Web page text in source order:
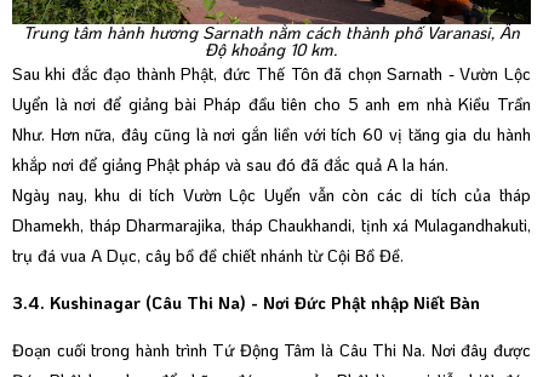
Trung tâm hành hương Sarnath nằm cách thành phố Varanasi, Ấn
Độ khoảng 10 km.
Sau khi đắc đạo thành Phật, đức Thế Tôn đã chọn Sarnath - Vườn Lộc
Uyển là nơi để giảng bài Pháp đầu tiên cho 5 anh em nhà Kiều Trần
Như. Hơn nữa, đây cũng là nơi gắn liền với tích 60 vị tăng gia du hành
khắp nơi để giảng Phật pháp và sau đó đã đắc quả A la hán.
Ngày nay, khu di tích Vườn Lộc Uyển vẫn còn các di tích của tháp
Dhamekh, tháp Dharmarajika, tháp Chaukhandi, tịnh xá Mulagandhakuti,
trụ đá vua A Dục, cây bồ đề chiết nhánh từ Cội Bồ Đề.
3.4. Kushinagar (Câu Thi Na) - Nơi Đức Phật nhập Niết Bàn
Đoạn cuối trong hành trình Tứ Động Tâm là Câu Thi Na. Nơi đây được